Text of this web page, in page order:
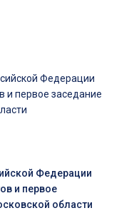
Федерации
и первое
области